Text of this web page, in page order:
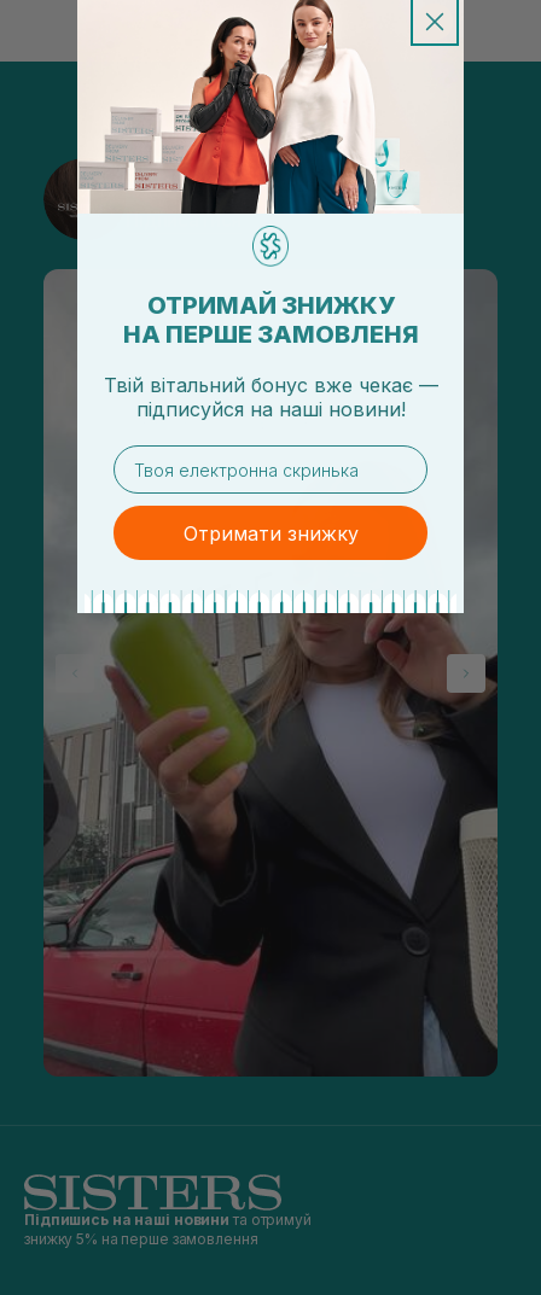
@sisters_stelmakh в Instagram
Підписатися
Підпишись на наші новини та отримуй
знижку 5% на перше замовлення
ОТРИМАЙ ЗНИЖКУ
НА ПЕРШЕ ЗАМОВЛЕНЯ
Твій вітальний бонус вже чекає —
підписуйся на наші новини!
email
Отримати знижку